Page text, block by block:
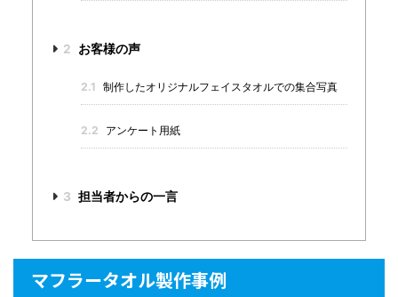
2 お客様の声
2.1 制作したオリジナルフェイスタオルでの集合写真
2.2 アンケート用紙
3 担当者からの一言
マフラータオル製作事例